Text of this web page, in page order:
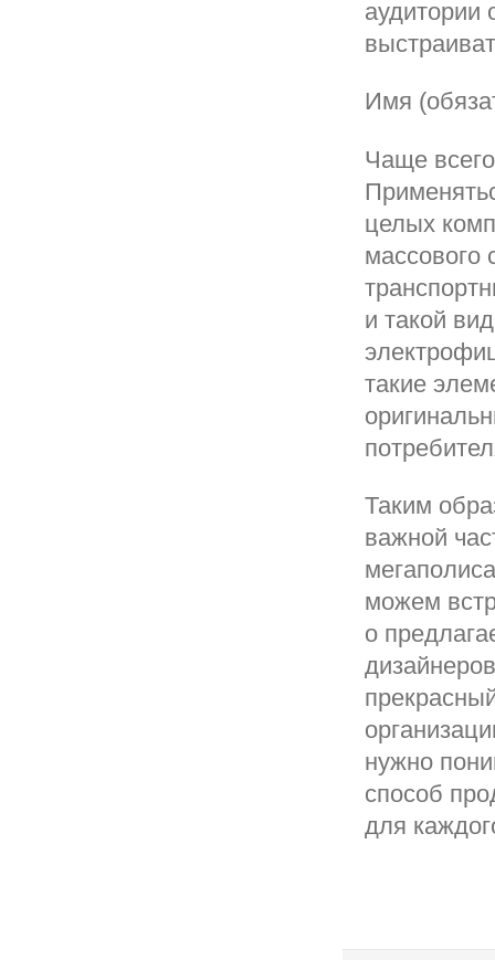
аудитории
Имя
Чаще
целых
массового
и такой
такие
Таким
важной
можем
о
нужно
способ
для